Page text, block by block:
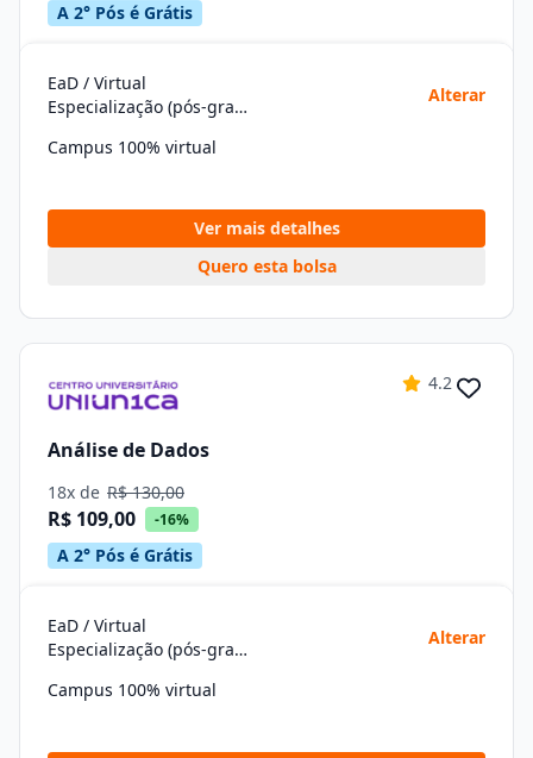
A 2° Pós é Grátis
EaD / Virtual
Especialização (pós-graduação)
Alterar
Campus 100% virtual
Ver mais detalhes
Quero esta bolsa
4.2
Análise de Dados
18x de R$ 130,00
R$ 109,00 -16%
A 2° Pós é Grátis
EaD / Virtual
Especialização (pós-graduação)
Alterar
Campus 100% virtual